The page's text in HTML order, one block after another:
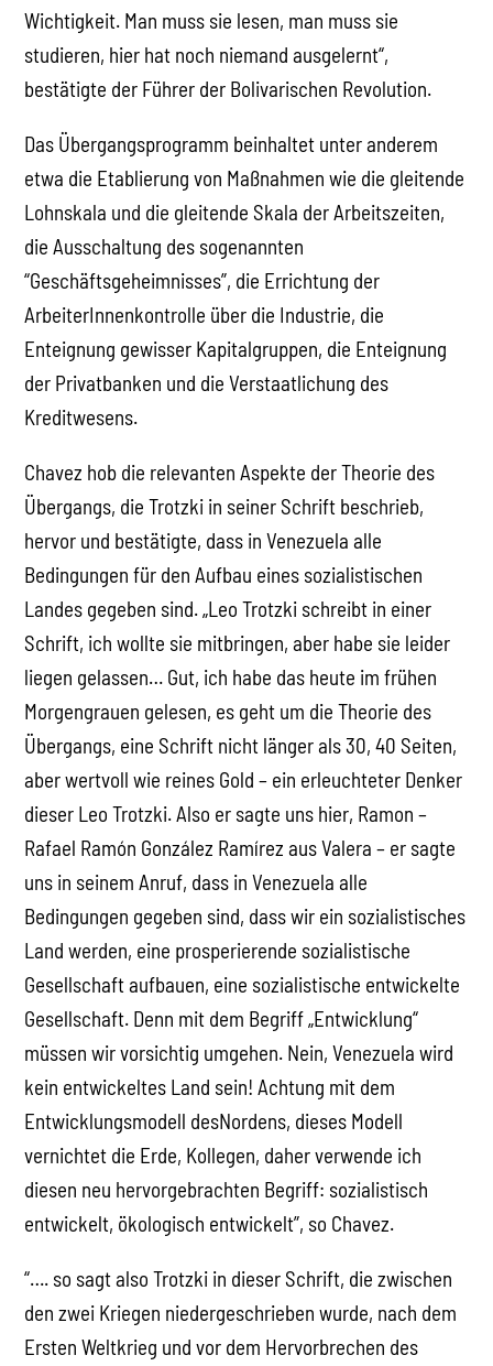
Wichtigkeit. Man muss sie lesen, man muss sie
studieren, hier hat noch niemand ausgelernt“,
bestätigte der Führer der Bolivarischen Revolution.
Das Übergangsprogramm beinhaltet unter anderem
etwa die Etablierung von Maßnahmen wie die gleitende
Lohnskala und die gleitende Skala der Arbeitszeiten,
die Ausschaltung des sogenannten
“Geschäftsgeheimnisses”, die Errichtung der
ArbeiterInnenkontrolle über die Industrie, die
Enteignung gewisser Kapitalgruppen, die Enteignung
der Privatbanken und die Verstaatlichung des
Kreditwesens.
Chavez hob die relevanten Aspekte der Theorie des
Übergangs, die Trotzki in seiner Schrift beschrieb,
hervor und bestätigte, dass in Venezuela alle
Bedingungen für den Aufbau eines sozialistischen
Landes gegeben sind. „Leo Trotzki schreibt in einer
Schrift, ich wollte sie mitbringen, aber habe sie leider
liegen gelassen… Gut, ich habe das heute im frühen
Morgengrauen gelesen, es geht um die Theorie des
Übergangs, eine Schrift nicht länger als 30, 40 Seiten,
aber wertvoll wie reines Gold – ein erleuchteter Denker
dieser Leo Trotzki. Also er sagte uns hier, Ramon –
Rafael Ramón González Ramírez aus Valera – er sagte
uns in seinem Anruf, dass in Venezuela alle
Bedingungen gegeben sind, dass wir ein sozialistisches
Land werden, eine prosperierende sozialistische
Gesellschaft aufbauen, eine sozialistische entwickelte
Gesellschaft. Denn mit dem Begriff „Entwicklung“
müssen wir vorsichtig umgehen. Nein, Venezuela wird
kein entwickeltes Land sein! Achtung mit dem
Entwicklungsmodell desNordens, dieses Modell
vernichtet die Erde, Kollegen, daher verwende ich
diesen neu hervorgebrachten Begriff: sozialistisch
entwickelt, ökologisch entwickelt”, so Chavez.
“…. so sagt also Trotzki in dieser Schrift, die zwischen
den zwei Kriegen niedergeschrieben wurde, nach dem
Ersten Weltkrieg und vor dem Hervorbrechen des